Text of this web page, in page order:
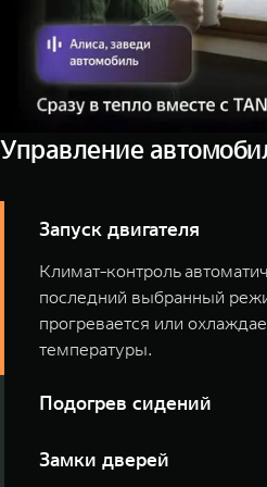
Управление
Запуск двигателя
Климат-контроль
последний выбранный
прогревается или
температуры.
Подогрев сидений
мест голосом, ещё до
Замки дверей